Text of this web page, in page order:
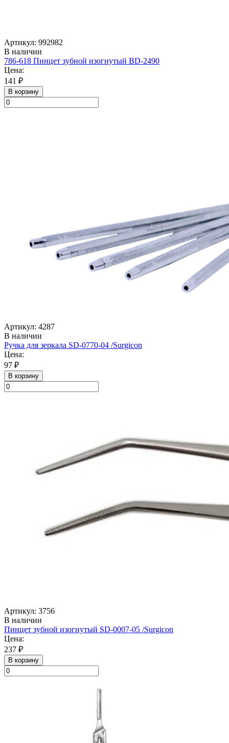
Артикул: 992982
В наличии
786-618 Пинцет зубной изогнутый BD-2490
Цена:
141 ₽
В корзину
Артикул: 4287
В наличии
Ручка для зеркала SD-0770-04 /Surgicon
Цена:
97 ₽
В корзину
Артикул: 3756
В наличии
Пинцет зубной изогнутый SD-0007-05 /Surgicon
Цена:
237 ₽
В корзину